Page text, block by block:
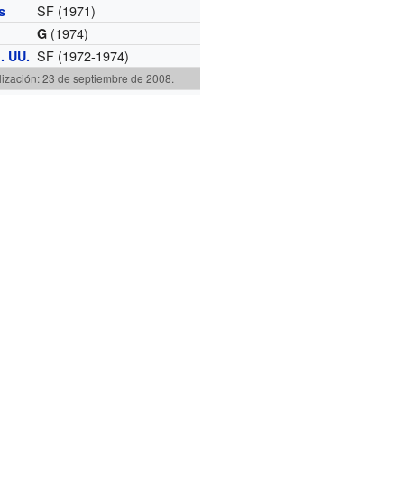
SF (1971)
G (1974)
UU. SF (1972-1974)
23 de septiembre de 2008.